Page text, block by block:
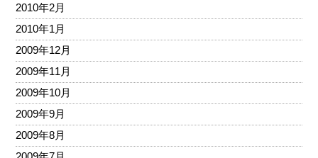
2010年2月
2010年1月
2009年12月
2009年11月
2009年10月
2009年9月
2009年8月